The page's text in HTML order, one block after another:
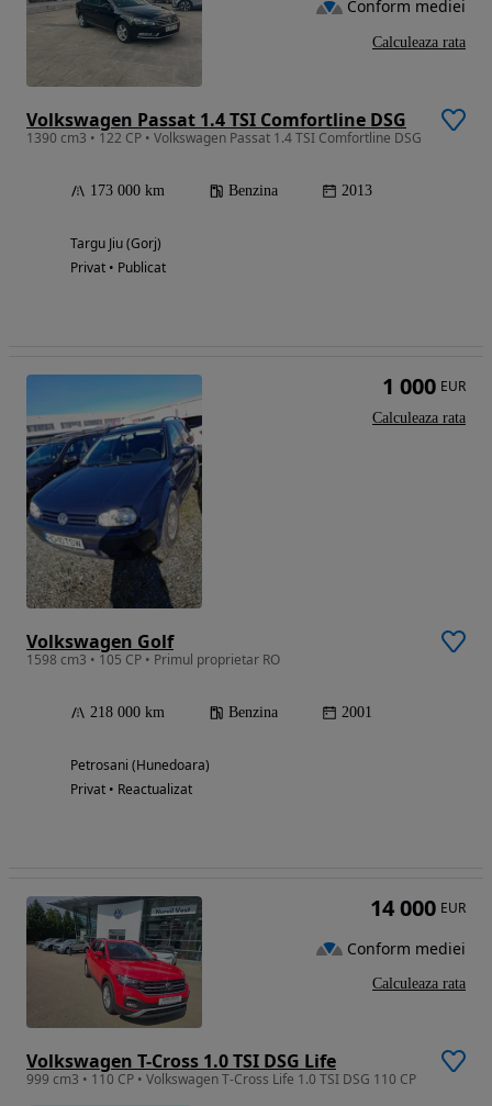
Volkswagen Passat 1.4 TSI Comfortline DSG
1390 cm3 • 122 CP • Volkswagen Passat 1.4 TSI Comfortline DSG
173 000 km Benzina 2013
Targu Jiu (Gorj)
Privat • Publicat
Conform mediei
Calculeaza rata
Volkswagen Golf
1598 cm3 • 105 CP • Primul proprietar RO
218 000 km Benzina 2001
Petrosani (Hunedoara)
Privat • Reactualizat
1 000 EUR
Calculeaza rata
Volkswagen T-Cross 1.0 TSI DSG Life
999 cm3 • 110 CP • Volkswagen T-Cross Life 1.0 TSI DSG 110 CP
14 000 EUR
Conform mediei
Calculeaza rata